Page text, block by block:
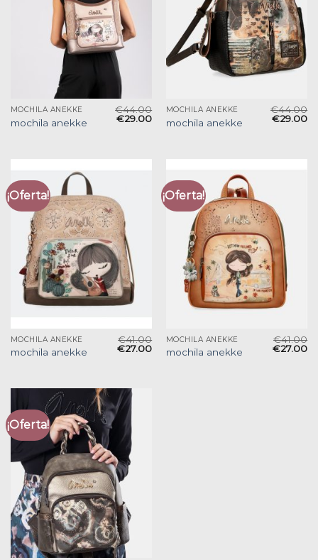
MOCHILA ANEKKE
mochila anekke
€44.00
€29.00
MOCHILA ANEKKE
mochila anekke
€44.00
€29.00
¡Oferta!
MOCHILA ANEKKE
mochila anekke
€41.00
€27.00
¡Oferta!
MOCHILA ANEKKE
mochila anekke
€41.00
€27.00
¡Oferta!